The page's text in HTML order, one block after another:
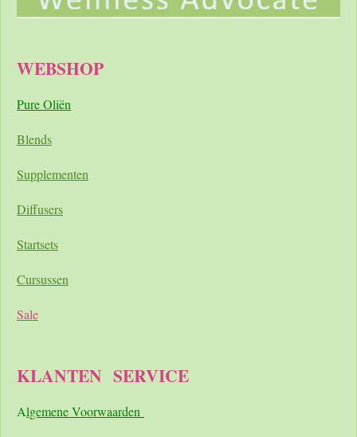
WEBSHOP
Pure Oliën
Blends
Supplementen
Diffusers
Startsets
Cursussen
Sale
KLANTEN SERVICE
Algemene Voorwaarden